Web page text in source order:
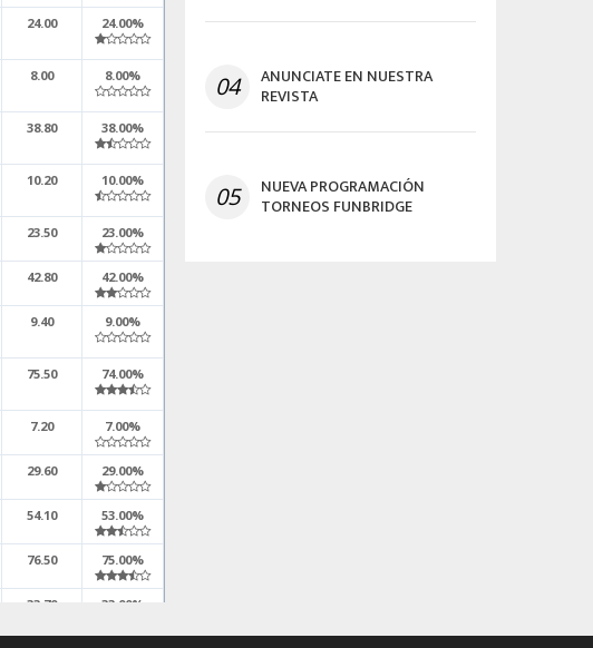
24.00 24.00%
8.00 8.00%
38.80 38.00%
10.20 10.00%
23.50 23.00%
42.80 42.00%
9.40 9.00%
75.50 74.00%
7.20 7.00%
29.60 29.00%
54.10 53.00%
76.50 75.00%
33.70 33.00%
04 ANUNCIATE EN NUESTRA
REVISTA
05 NUEVA PROGRAMACIÓN
TORNEOS FUNBRIDGE